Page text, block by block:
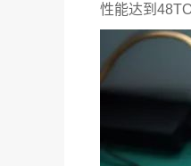
性能达到